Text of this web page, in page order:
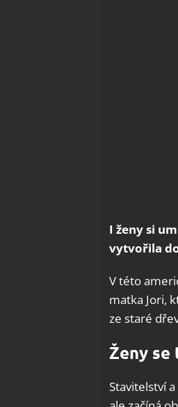
I ženy si
vytvořila
V této
matka Jori,
ze staré
Ženy
Stavitelství